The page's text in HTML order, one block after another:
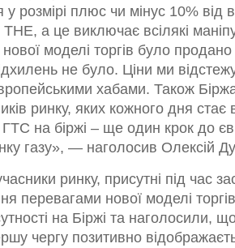
розмірі плюс чи мінус 10% від
THE, а це виключає всілякі
моделі торгів було
не було. Ціни ми
хабами. Також
ринку, яких кожного дня стає
на біржі – ще один крок до
газу», — наголосив Олексій
ринку, присутні під час
перевагами нової моделі
на Біржі та наголосили,
чергу позитивно